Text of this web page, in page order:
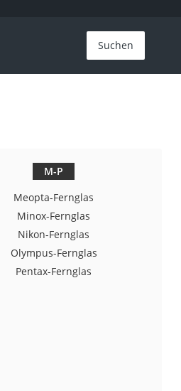
Suchen
M-P
Meopta-Fernglas
Minox-Fernglas
Nikon-Fernglas
Olympus-Fernglas
Pentax-Fernglas